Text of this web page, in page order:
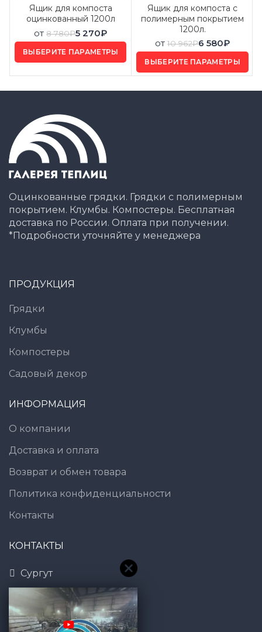
Ящик для компоста
оцинкованный 1200л
от 8 780₽5 270₽
ВЫБЕРИТЕ ПАРАМЕТРЫ
Ящик для компоста с
полимерным покрытием
1200л.
от 10 962₽6 580₽
ВЫБЕРИТЕ ПАРАМЕТРЫ
Оцинкованные грядки. Грядки с полимерным
покрытием. Клумбы. Компостеры. Бесплатная
доставка по России. Оплата при получении.
*Подробности уточняйте у менеджера
ПРОДУКЦИЯ
Грядки
Клумбы
Компостеры
Садовый декор
ИНФОРМАЦИЯ
О компании
Доставка и оплата
Возврат и обмен товара
Политика конфиденциальности
Контакты
КОНТАКТЫ
Сургут
8 (800) 600-83-54
7@gt101.ru